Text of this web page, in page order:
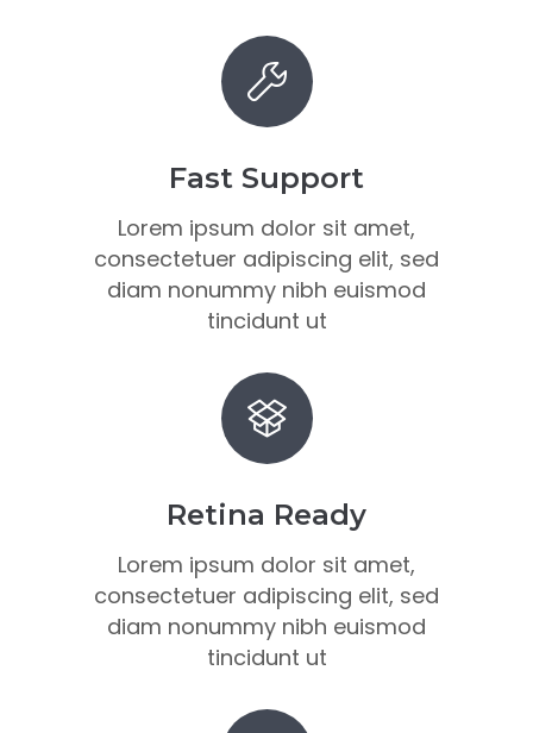
Fast Support
Lorem ipsum dolor sit amet,
consectetuer adipiscing elit, sed
diam nonummy nibh euismod
tincidunt ut
Retina Ready
Lorem ipsum dolor sit amet,
consectetuer adipiscing elit, sed
diam nonummy nibh euismod
tincidunt ut